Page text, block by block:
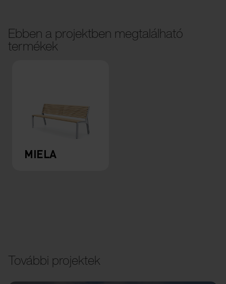
Ebben a projektben megtalálható
termékek
MIELA
További projektek